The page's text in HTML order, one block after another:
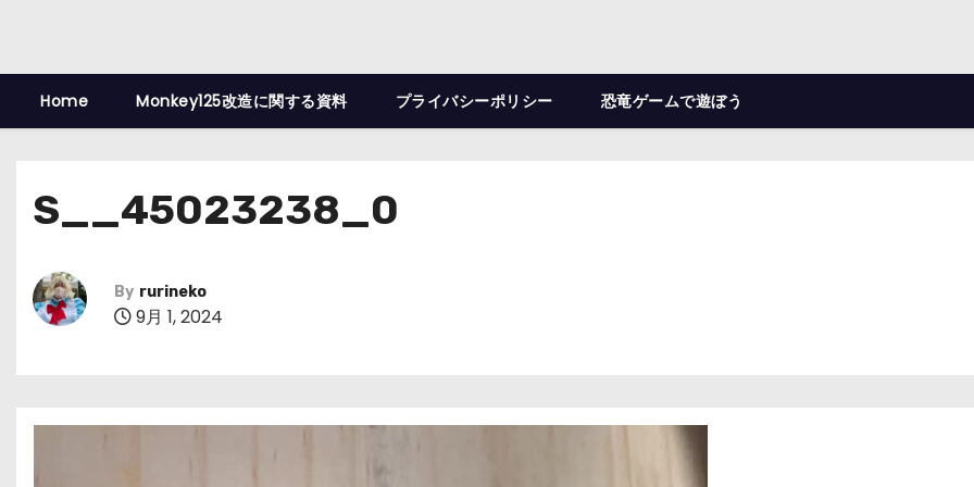
Home Monkey125改造に関する資料 プライバシーポリシー 恐竜ゲームで遊ぼう
S__45023238_0
By rurineko
9月 1, 2024